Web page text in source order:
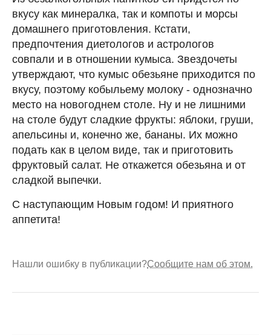
вкусу как минералка, так и компоты и морсы
домашнего приготовления. Кстати,
предпочтения диетологов и астрологов
совпали и в отношении кумыса. Звездочеты
утверждают, что кумыс обезьяне приходится по
вкусу, поэтому кобыльему молоку - однозначно
место на новогоднем столе. Ну и не лишними
на столе будут сладкие фрукты: яблоки, груши,
апельсины и, конечно же, бананы. Их можно
подать как в целом виде, так и приготовить
фруктовый салат. Не откажется обезьяна и от
сладкой выпечки.
С наступающим Новым годом! И приятного
аппетита!
Нашли ошибку в публикации?Сообщите нам об этом.